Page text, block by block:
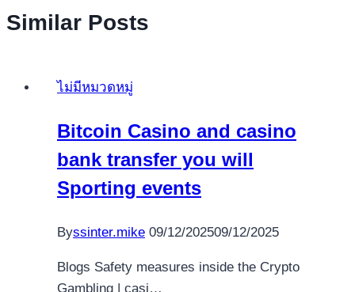
Similar Posts
ไม่มีหมวดหมู่
Bitcoin Casino and casino
bank transfer you will
Sporting events
Byssinter.mike 09/12/202509/12/2025
Blogs Safety measures inside the Crypto
Gambling | casi…